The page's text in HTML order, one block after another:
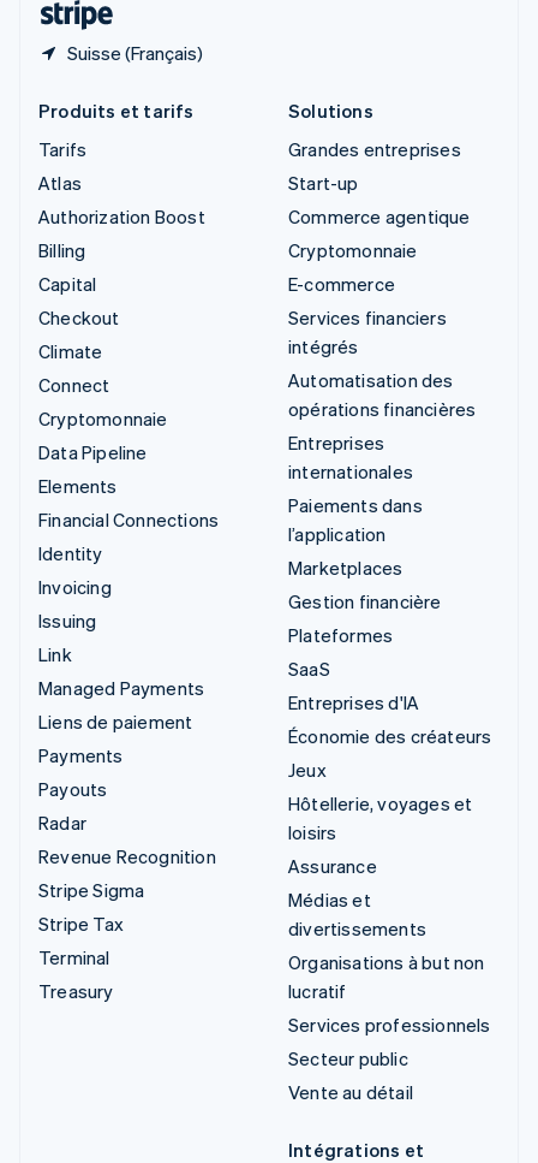
Suisse (Français)
Produits et tarifs
Tarifs
Atlas
Authorization Boost
Billing
Capital
Checkout
Climate
Connect
Cryptomonnaie
Data Pipeline
Elements
Financial Connections
Identity
Invoicing
Issuing
Link
Managed Payments
Liens de paiement
Payments
Payouts
Radar
Revenue Recognition
Stripe Sigma
Stripe Tax
Terminal
Treasury
Solutions
Grandes entreprises
Start-up
Commerce agentique
Cryptomonnaie
E-commerce
Services financiers
intégrés
Automatisation des
opérations financières
Entreprises
internationales
Paiements dans
l’application
Marketplaces
Gestion financière
Plateformes
SaaS
Entreprises d'IA
Économie des créateurs
Jeux
Hôtellerie, voyages et
loisirs
Assurance
Médias et
divertissements
Organisations à but non
lucratif
Services professionnels
Secteur public
Vente au détail
Intégrations et